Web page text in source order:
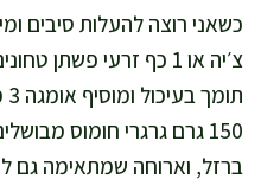
צ׳יה או 1 כף זרעי
150 גרם גרגרי חומוס
ברזל, וארוחה שמתאימה גם